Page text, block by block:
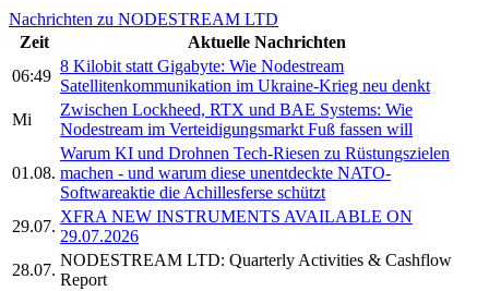
Nachrichten zu NODESTREAM LTD
Zeit
Aktuelle Nachrichten
06:49
8 Kilobit statt Gigabyte: Wie Nodestream
Satellitenkommunikation im Ukraine-Krieg neu denkt
Mi
Zwischen Lockheed, RTX und BAE Systems: Wie
Nodestream im Verteidigungsmarkt Fuß fassen will
01.08.
Warum KI und Drohnen Tech-Riesen zu Rüstungszielen
machen - und warum diese unentdeckte NATO-
Softwareaktie die Achillesferse schützt
29.07.
XFRA NEW INSTRUMENTS AVAILABLE ON
29.07.2026
28.07.
NODESTREAM LTD: Quarterly Activities & Cashflow
Report